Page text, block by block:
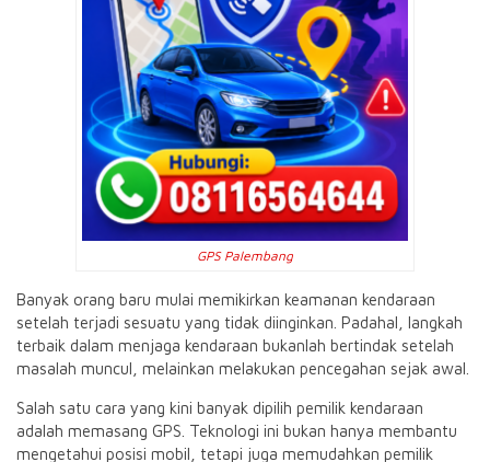
GPS Palembang
Banyak orang baru mulai memikirkan keamanan kendaraan
setelah terjadi sesuatu yang tidak diinginkan. Padahal, langkah
terbaik dalam menjaga kendaraan bukanlah bertindak setelah
masalah muncul, melainkan melakukan pencegahan sejak awal.
Salah satu cara yang kini banyak dipilih pemilik kendaraan
adalah memasang GPS. Teknologi ini bukan hanya membantu
mengetahui posisi mobil, tetapi juga memudahkan pemilik